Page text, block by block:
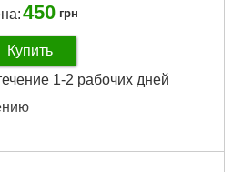
450 грн
Купить
1-2 рабочих дней